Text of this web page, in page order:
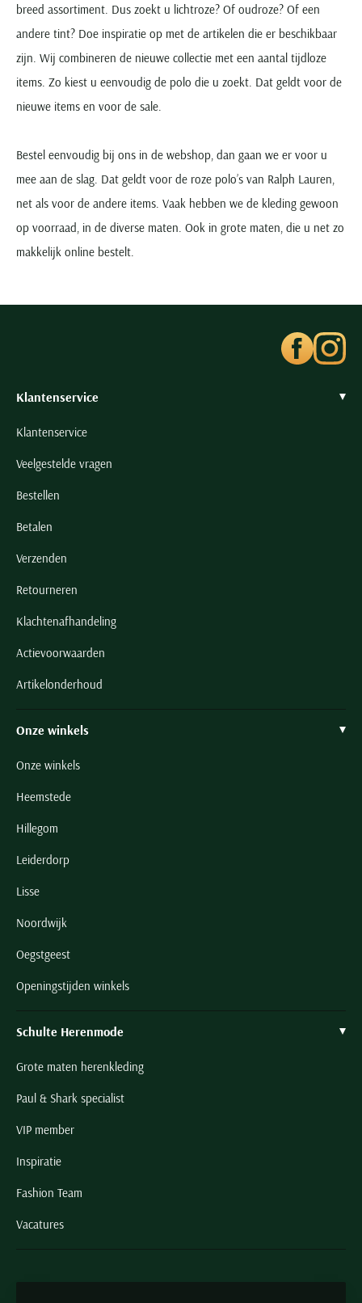
breed assortiment. Dus zoekt u lichtroze? Of oudroze? Of een
andere tint? Doe inspiratie op met de artikelen die er beschikbaar
zijn. Wij combineren de nieuwe collectie met een aantal tijdloze
items. Zo kiest u eenvoudig de polo die u zoekt. Dat geldt voor de
nieuwe items en voor de sale.
Bestel eenvoudig bij ons in de webshop, dan gaan we er voor u
mee aan de slag. Dat geldt voor de roze polo’s van Ralph Lauren,
net als voor de andere items. Vaak hebben we de kleding gewoon
op voorraad, in de diverse maten. Ook in grote maten, die u net zo
makkelijk online bestelt.
Klantenservice
Klantenservice
Veelgestelde vragen
Bestellen
Betalen
Verzenden
Retourneren
Klachtenafhandeling
Actievoorwaarden
Artikelonderhoud
Onze winkels
Onze winkels
Heemstede
Hillegom
Leiderdorp
Lisse
Noordwijk
Oegstgeest
Openingstijden winkels
Schulte Herenmode
Grote maten herenkleding
Paul & Shark specialist
VIP member
Inspiratie
Fashion Team
Vacatures